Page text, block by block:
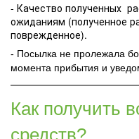
- Качество полученных
ожиданиям (полученное
поврежденное).
- Посылка не пролежала
момента прибытия и
Как получить